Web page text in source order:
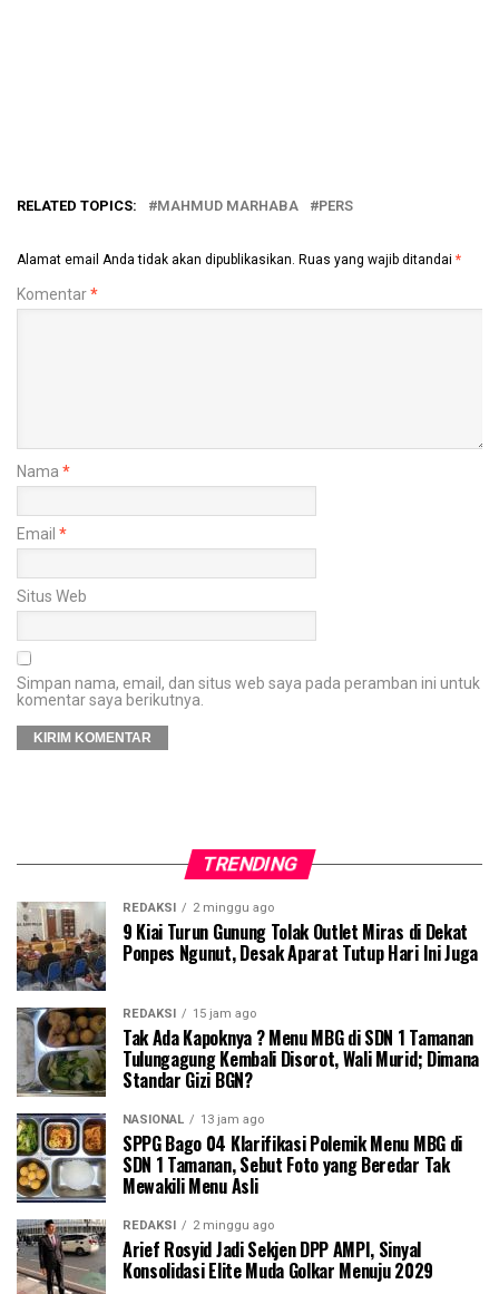
RELATED TOPICS: MAHMUD MARHABA PERS
Alamat email Anda tidak akan dipublikasikan. Ruas yang wajib ditandai *
Komentar*
Nama *
Email *
Situs Web
Simpan nama, email, dan situs web saya pada peramban ini untuk
komentar saya berikutnya.
TRENDING
REDAKSI 2 minggu ago
9 Kiai Turun Gunung Tolak Outlet Miras di Dekat
Ponpes Ngunut, Desak Aparat Tutup Hari Ini Juga
REDAKSI 15 jam ago
Tak Ada Kapoknya ? Menu MBG di SDN 1 Tamanan
Tulungagung Kembali Disorot, Wali Murid; Dimana
Standar Gizi BGN?
NASIONAL 13 jam ago
SPPG Bago 04 Klarifikasi Polemik Menu MBG di
SDN 1 Tamanan, Sebut Foto yang Beredar Tak
Mewakili Menu Asli
REDAKSI 2 minggu ago
Arief Rosyid Jadi Sekjen DPP AMPI, Sinyal
Konsolidasi Elite Muda Golkar Menuju 2029